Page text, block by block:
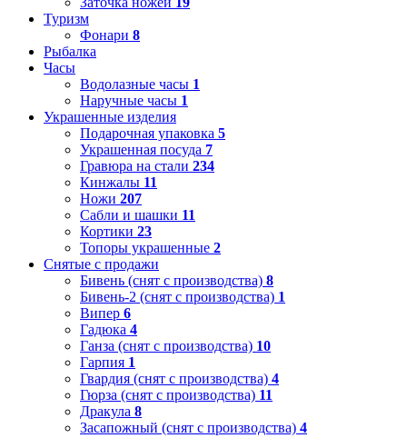
Туризм
Фонари 8
Рыбалка
Часы
Водолазные часы 1
Наручные часы 1
Украшенные изделия
Подарочная упаковка 5
Украшенная посуда 7
Гравюра на стали 234
Кинжалы 11
Ножи 207
Сабли и шашки 11
Кортики 23
Топоры украшенные 2
Снятые с продажи
Бивень (снят с производства) 8
Бивень-2 (снят с производства) 1
Випер 6
Гадюка 4
Ганза (снят с производства) 10
Гарпия 1
Гвардия (снят с производства) 4
Гюрза (снят с производства) 11
Дракула 8
Засапожный (снят с производства) 4